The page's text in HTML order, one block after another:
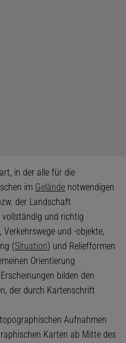
in der alle für die
im Gelände notwendigen
der Landschaft
und richtig
Verkehrswege und -objekte,
(Situation) und Reliefformen
Orientierung
bilden den
der durch Kartenschrift
Aufnahmen
Karten ab Mitte des